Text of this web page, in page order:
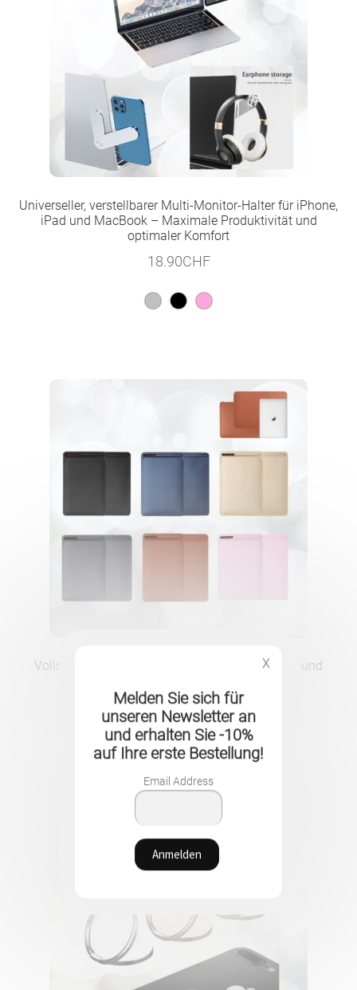
Universeller, verstellbarer Multi-Monitor-Halter für iPhone,
iPad und MacBook – Maximale Produktivität und
optimaler Komfort
18.90CHF
Vollständige Schutzhülle aus PU-Leder für iPad und
MacBook – Eleganz und vielseitiger Schutz
19.90CHF
X
Melden Sie sich für
unseren Newsletter an
und erhalten Sie -10%
auf Ihre erste Bestellung!
Email Address